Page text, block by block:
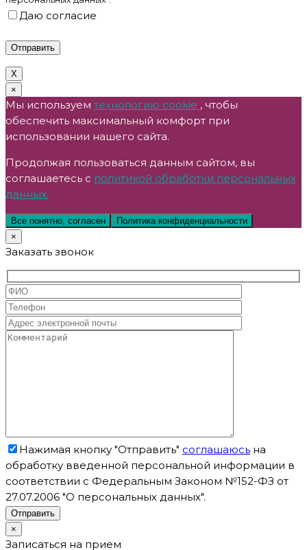
Даю согласие
X
×
Мы используем технологию cookie , чтобы
обеспечить максимальный комфорт при
использовании нашего сайта.
Продолжая пользоваться данным сайтом, вы
соглашаетесь с политикой обработки персональных
данных.
Все понятно, согласен
Политика конфиденциальности
×
Заказать звонок
Нажимая кнопку "Отправить" соглашаюсь на
обработку введенной персональной информации в
соответствии с Федеральным Законом №152-ФЗ от
27.07.2006 "О персональных данных".
×
Записаться на прием